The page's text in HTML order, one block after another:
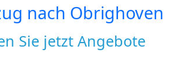
nach Obrighoven
Sie jetzt Angebote